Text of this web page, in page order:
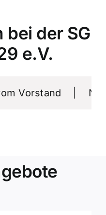
bei der SG
e.V.
Vorstand |